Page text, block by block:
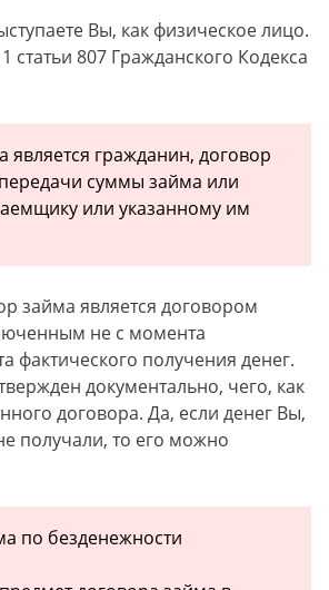
Вы, как физическое лицо.
статьи 807 Гражданского Кодекса
гражданин, договор
суммы займа или
или указанному им
займа является договором
не с момента
фактического получения денег.
документально, чего, как
договора. Да, если денег Вы,
получали, то его можно
по безденежности